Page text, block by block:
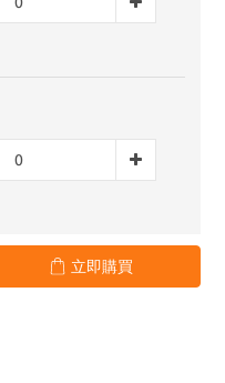
立即購買